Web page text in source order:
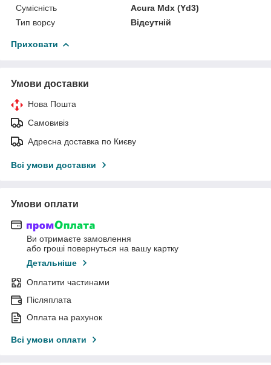
Сумісність
Acura Mdx (Yd3)
Тип ворсу
Відсутній
Приховати
Умови доставки
Нова Пошта
Самовивіз
Адресна доставка по Києву
Всі умови доставки
Умови оплати
Ви отримаєте замовлення
або гроші повернуться на вашу картку
Детальніше
Оплатити частинами
Післяплата
Оплата на рахунок
Всі умови оплати